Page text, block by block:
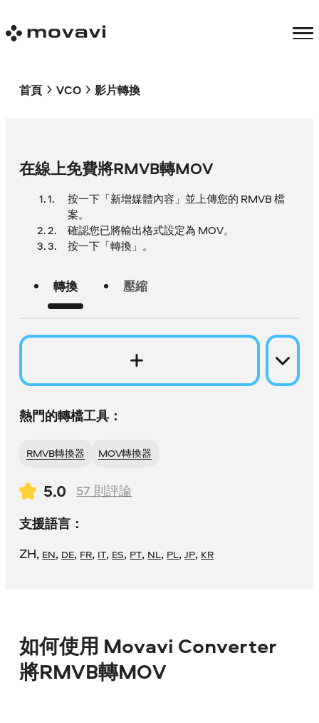
首頁 VCO 影片轉換
在線上免費將RMVB轉MOV
按一下「新增媒體內容」並上傳您的 RMVB 檔
案。
確認您已將輸出格式設定為 MOV。
按一下「轉換」。
轉換 壓縮
熱門的轉檔工具：
RMVB轉換器 MOV轉換器
5.0 57 則評論
支援語言：
ZH, EN, DE, FR, IT, ES, PT, NL, PL,JP, KR
如何使用 Movavi Converter
將RMVB轉MOV